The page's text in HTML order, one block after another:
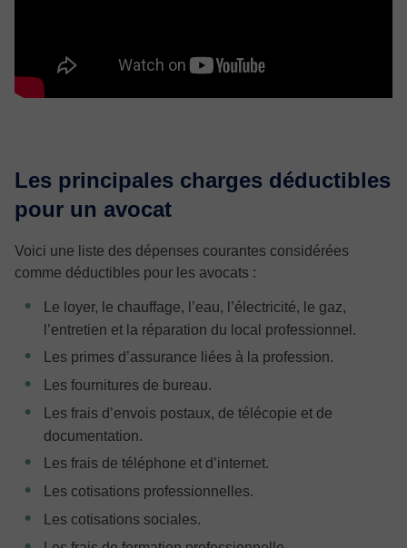
Les principales charges déductibles
pour un avocat
Voici une liste des dépenses courantes considérées
comme déductibles pour les avocats :
Le loyer, le chauffage, l’eau, l’électricité, le gaz,
l’entretien et la réparation du local professionnel.
Les primes d’assurance liées à la profession.
Les fournitures de bureau.
Les frais d’envois postaux, de télécopie et de
documentation.
Les frais de téléphone et d’internet.
Les cotisations professionnelles.
Les cotisations sociales.